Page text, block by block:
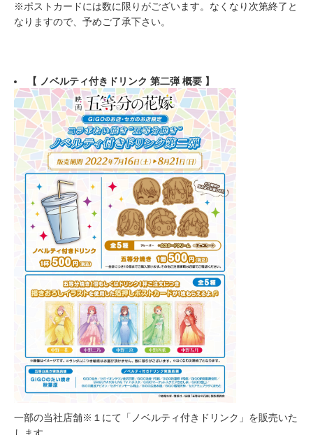
※ポストカードには数に限りがございます。なくなり次第終了と
なりますので、予めご了承下さい。
【 ノベルティ付きドリンク 第二弾 概要 】
一部の当社店舗※１にて「ノベルティ付きドリンク」を販売いた